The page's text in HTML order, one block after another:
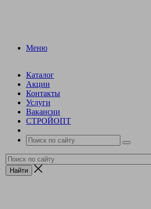
Меню
Каталог
Акции
Контакты
Услуги
Вакансии
СТРОЙОПТ